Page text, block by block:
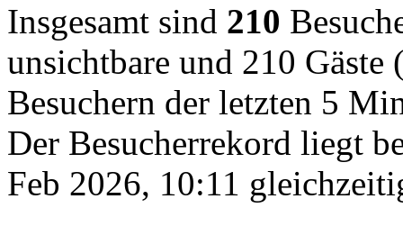
Insgesamt sind 210
unsichtbare und 210 Gäste
Besuchern der letzten 5
Der Besucherrekord liegt
Feb 2026, 10:11